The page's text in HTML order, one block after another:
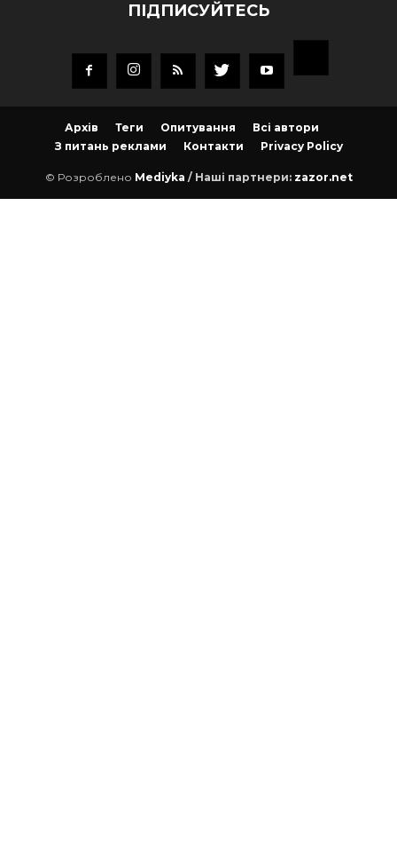
ПІДПИСУЙТЕСЬ
Архів Теги Опитування
Всі автори
З питань реклами
Контакти Privacy Policy
© Розроблено Mediyka / Наші партнери: zazor.net